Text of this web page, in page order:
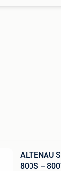
ALTENAU
800S –